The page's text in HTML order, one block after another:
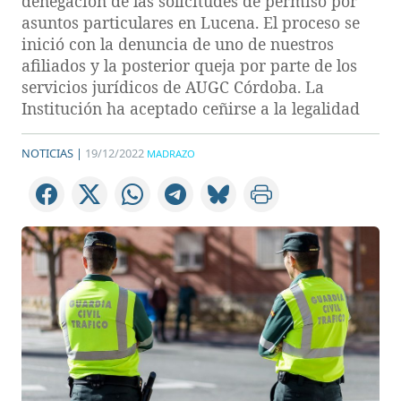
asuntos particulares en Lucena. El proceso se
inició con la denuncia de uno de nuestros
afiliados y la posterior queja por parte de los
servicios jurídicos de AUGC Córdoba. La
Institución ha aceptado ceñirse a la legalidad
NOTICIAS | 19/12/2022 MADRAZO